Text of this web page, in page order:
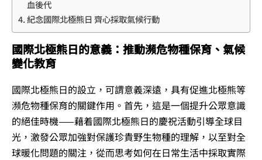
血後代
紀念國際北極熊日 齊心採取氣候行動
國際北極熊日的意義：推動瀕危物種保育、氣候
變化教育
國際北極熊日的設立，可謂意義深遠，具有促進北極熊等
瀕危物種保育的關鍵作用。首先，這是一個提升公眾意識
的絕佳時機——藉着國際北極熊日的慶祝活動引導全球目
光，激發公眾加強對保護珍貴野生物種的理解，以至對全
球暖化問題的關注，從而思考如何在日常生活中採取實際